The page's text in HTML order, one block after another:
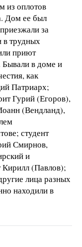
из оплотов
Дом ее был
за
в трудных
приют
в доме и
как
Патриарх;
Гурий (Егоров),
(Вендланд),
студент
Смирнов,
и
Кирилл (Павлов);
лица разных
находили в